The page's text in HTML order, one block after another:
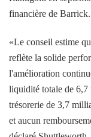
financière de Barrick.
«Le conseil estime
reflète la solide
l'amélioration
liquidité totale de 6,7
trésorerie de 3,7
et aucun